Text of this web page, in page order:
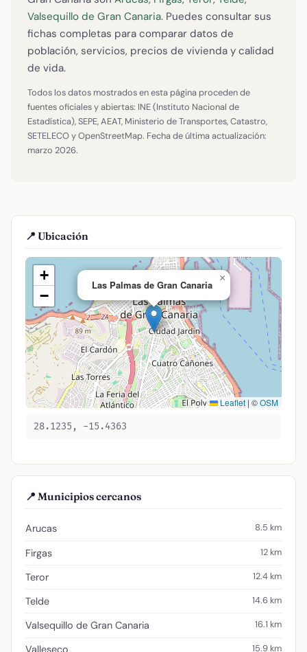
Valsequillo de Gran Canaria. Puedes consultar sus
fichas completas para comparar datos de
población, servicios, precios de vivienda y calidad
de vida.
Todos los datos mostrados en esta página proceden de
fuentes oficiales y abiertas: INE (Instituto Nacional de
Estadística), SEPE, AEAT, Ministerio de Transportes, Catastro,
SETELECO y OpenStreetMap. Fecha de última actualización:
marzo 2026.
📍 Ubicación
Las Palmas de Gran Canaria
×
+
−
Leaflet | ©OSM
28.1235, -15.4363
📍 Municipios cercanos
Arucas 8.5 km
Firgas 12 km
Teror 12.4 km
Telde 14.6 km
Valsequillo de Gran Canaria 16.1 km
Valleseco 15.9 km